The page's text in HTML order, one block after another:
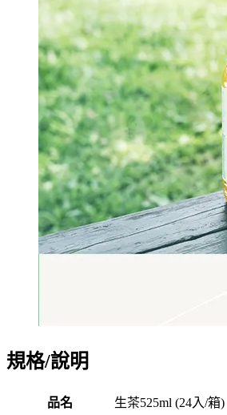
規格/說明
品名 生茶525ml (24入/箱)